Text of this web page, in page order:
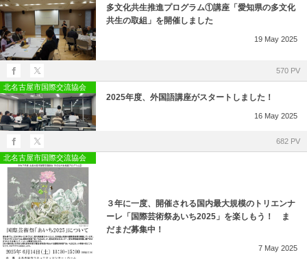
多文化共生推進プログラム①講座「愛知県の多文化
共生の取組」を開催しました
19 May 2025
570 PV
北名古屋市国際交流協会
2025年度、外国語講座がスタートしました！
16 May 2025
682 PV
北名古屋市国際交流協会
３年に一度、開催される国内最大規模のトリエンナ
ーレ「国際芸術祭あいち2025」を楽しもう！ ま
だまだ募集中！
7 May 2025
北名古屋市国際交流協会 会報
市民アンケート結果